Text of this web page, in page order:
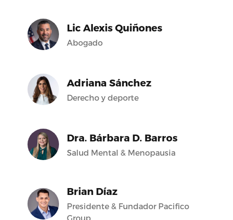
Lic Alexis Quiñones
Abogado
Adriana Sánchez
Derecho y deporte
Dra. Bárbara D. Barros
Salud Mental & Menopausia
Brian Díaz
Presidente & Fundador Pacifico
Group